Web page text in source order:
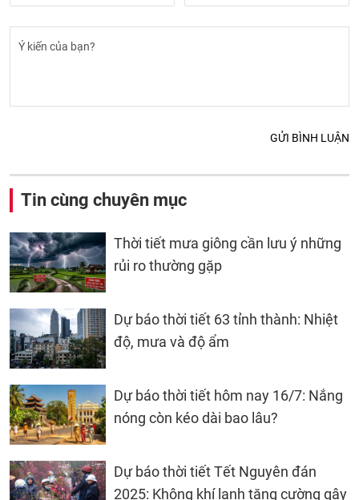
GỬI BÌNH LUẬN
Tin cùng chuyên mục
Thời tiết mưa giông cần lưu ý những
rủi ro thường gặp
Dự báo thời tiết 63 tỉnh thành: Nhiệt
độ, mưa và độ ẩm
Dự báo thời tiết hôm nay 16/7: Nắng
nóng còn kéo dài bao lâu?
Dự báo thời tiết Tết Nguyên đán
2025: Không khí lạnh tăng cường gây